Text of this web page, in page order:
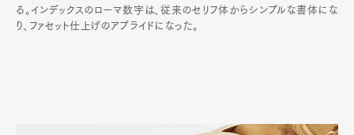
る。インデックスのローマ数字は、従来のセリフ体からシンプルな書体にな
り、ファセット仕上げのアプライドになった。